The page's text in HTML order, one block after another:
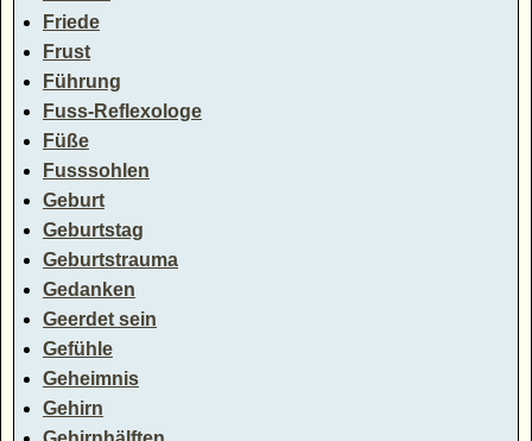
Friede
Frust
Führung
Fuss-Reflexologe
Füße
Fusssohlen
Geburt
Geburtstag
Geburtstrauma
Gedanken
Geerdet sein
Gefühle
Geheimnis
Gehirn